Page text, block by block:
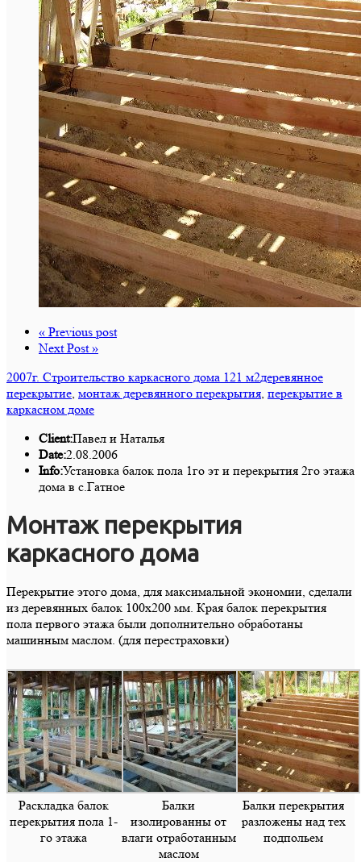
« Previous post
Next Post »
2007г. Строительство каркасного дома 121 м2деревянное
перекрытие монтаж деревянного перекрытия перекрытие в
каркасном доме
Client:Павел и Наталья
Date:2.08.2006
Info:Установка балок пола 1го эт и перекрытия 2го этажа
дома в с.Гатное
Монтаж перекрытия
каркасного дома
Перекрытие этого дома, для максимальной экономии, сделали
из деревянных балок 100х200 мм. Края балок перекрытия
пола первого этажа были дополнительно обработаны
машинным маслом. (для перестраховки)
Раскладка балок
перекрытия пола 1-
го этажа
Балки
изолированны от
влаги отработанным
маслом
Балки перекрытия
разложены над тех
подпольем